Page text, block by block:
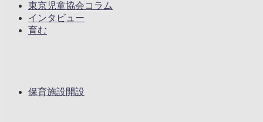
東京児童協会コラム
インタビュー
育む
保育施設開設